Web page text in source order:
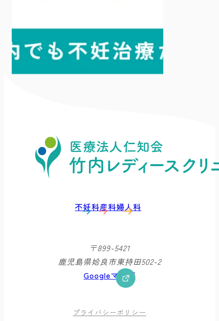
不妊科産科婦人科
〒899-5421
鹿児島県姶良市東持田502-2
Googleマップ
プライバシーポリシー